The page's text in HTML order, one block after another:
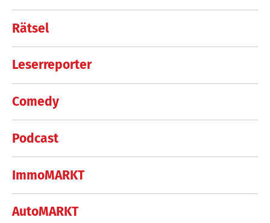
Rätsel
Leserreporter
Comedy
Podcast
ImmoMARKT
AutoMARKT